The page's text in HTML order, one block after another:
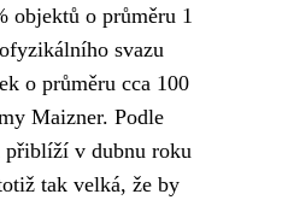
objektů o průměru 1
svazu
o průměru cca 100
Maizner. Podle
přiblíží v dubnu roku
tak velká, že by